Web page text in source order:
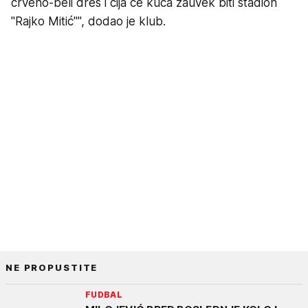
crveno-beli dres i čija će kuća zauvek biti stadion
"Rajko Mitić"", dodao je klub.
NE PROPUSTITE
FUDBAL